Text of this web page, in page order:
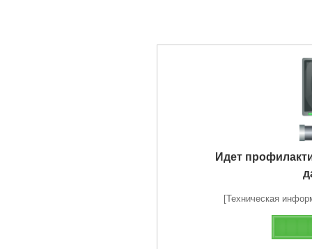
Идет
[Техническая